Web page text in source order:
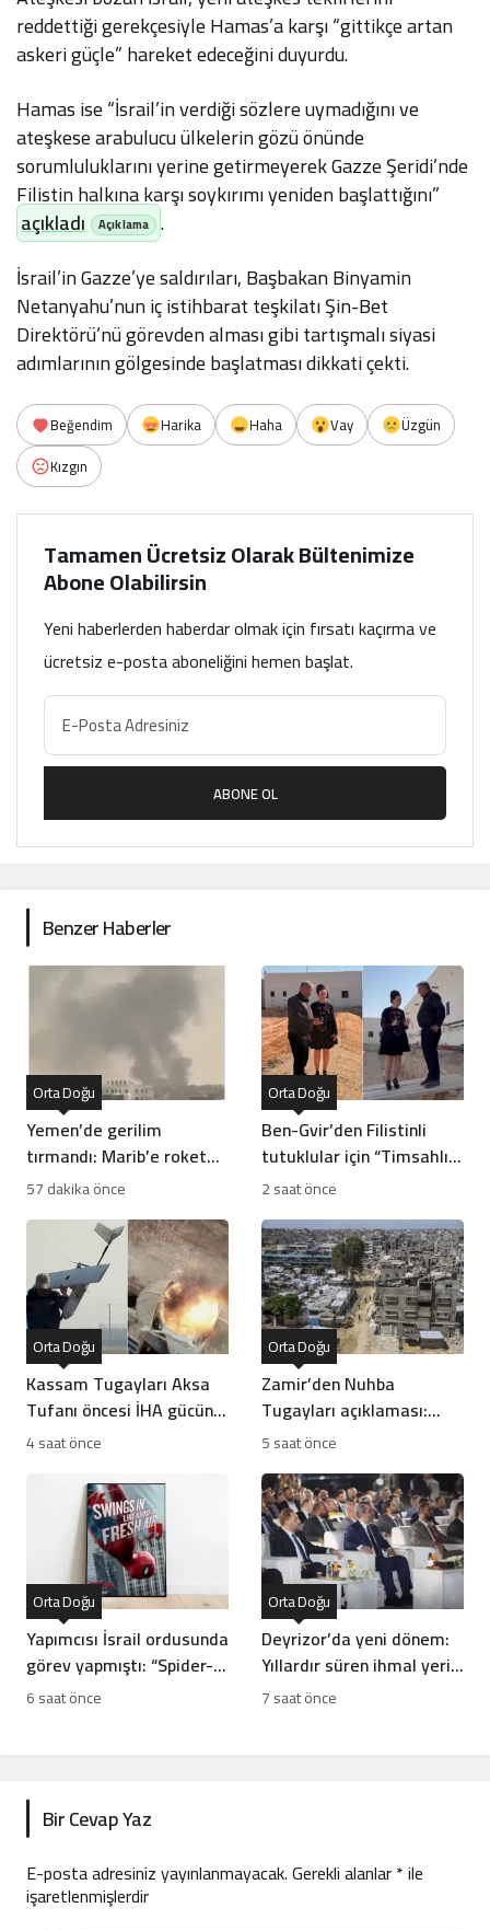
reddettiği gerekçesiyle Hamas’a karşı “gittikçe artan
askeri güçle” hareket edeceğini duyurdu.
Hamas ise “İsrail’in verdiği sözlere uymadığını ve
ateşkese arabulucu ülkelerin gözü önünde
sorumluluklarını yerine getirmeyerek Gazze Şeridi’nde
Filistin halkına karşı soykırımı yeniden başlattığını”
açıkladı
.
İsrail’in Gazze’ye saldırıları, Başbakan Binyamin
Netanyahu’nun iç istihbarat teşkilatı Şin-Bet
Direktörü’nü görevden alması gibi tartışmalı siyasi
adımlarının gölgesinde başlatması dikkati çekti.
Beğendim Harika Haha Vay
Üzgün
Kızgın
Tamamen Ücretsiz Olarak Bültenimize
Abone Olabilirsin
Yeni haberlerden haberdar olmak için fırsatı kaçırma ve
ücretsiz e-posta aboneliğini hemen başlat.
ABONE OL
Benzer Haberler
Yemen’de gerilim
tırmandı: Marib’e roket
ve İHA’lı saldırı!
Orta Doğu
57 dakika önce
Ben-Gvir’den Filistinli
tutuklular için “Timsahlı
hendek” projesi
Orta Doğu
2 saat önce
Kassam Tugayları Aksa
Tufanı öncesi İHA gücünü
nasıl geliştirdi?
Orta Doğu
4 saat önce
Zamir’den Nuhba
Tugayları açıklaması:
Barış Kurulu haritası ne
Orta Doğu
5 saat önce
Yapımcısı İsrail ordusunda
görev yapmıştı: “Spider-
Man” filmine boykot
Orta Doğu
6 saat önce
Deyrizor’da yeni dönem:
Yıllardır süren ihmal yerini
kalkınmaya bırakıyor!
Orta Doğu
7 saat önce
Bir Cevap Yaz
E-posta adresiniz yayınlanmayacak.Gerekli alanlar*ile
işaretlenmişlerdir